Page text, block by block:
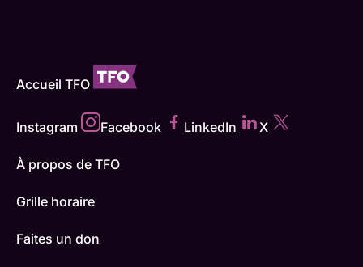
Accueil TFO
Instagram Facebook LinkedIn X
À propos de TFO
Grille horaire
Faites un don